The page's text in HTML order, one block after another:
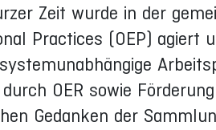
Zeit wurde in der
Practices (OEP) agiert
OER sowie
Gedanken der